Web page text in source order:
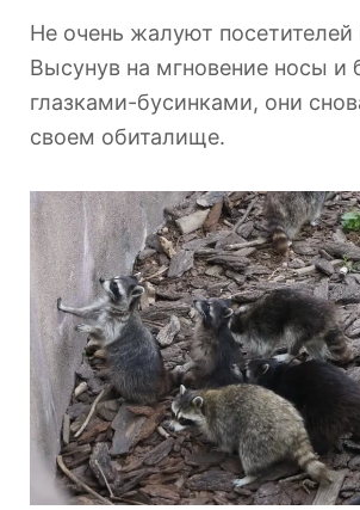
Не очень жалуют посетителей
Высунув на мгновение носы и
глазками-бусинками, они
своем обиталище.